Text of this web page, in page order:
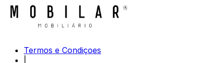
Termos e Condiçoes